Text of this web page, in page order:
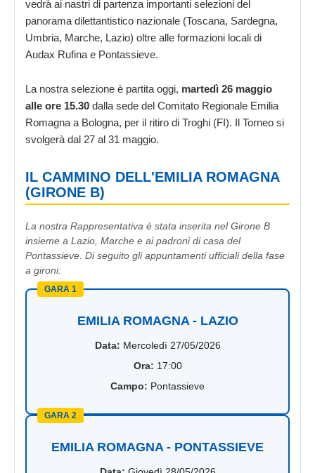
vedrà ai nastri di partenza importanti selezioni del
panorama dilettantistico nazionale (Toscana, Sardegna,
Umbria, Marche, Lazio) oltre alle formazioni locali di
Audax Rufina e Pontassieve.
La nostra selezione è partita oggi, martedì 26 maggio
alle ore 15.30 dalla sede del Comitato Regionale Emilia
Romagna a Bologna, per il ritiro di Troghi (FI). Il Torneo si
svolgerà dal 27 al 31 maggio.
IL CAMMINO DELL'EMILIA ROMAGNA
(GIRONE B)
La nostra Rappresentativa è stata inserita nel Girone B
insieme a Lazio, Marche e ai padroni di casa del
Pontassieve. Di seguito gli appuntamenti ufficiali della fase
a gironi:
GARA 1
EMILIA ROMAGNA - LAZIO
Data: Mercoledì 27/05/2026
Ora: 17:00
Campo: Pontassieve
GARA 2
EMILIA ROMAGNA - PONTASSIEVE